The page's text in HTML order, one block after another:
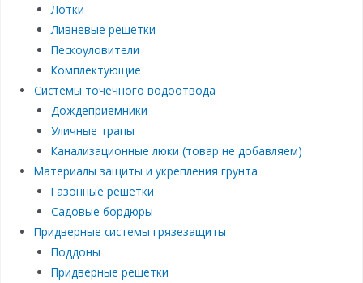
Лотки
Ливневые решетки
Пескоуловители
Комплектующие
Системы точечного водоотвода
Дождеприемники
Уличные трапы
Канализационные люки (товар не добавляем)
Материалы защиты и укрепления грунта
Газонные решетки
Садовые бордюры
Придверные системы грязезащиты
Поддоны
Придверные решетки